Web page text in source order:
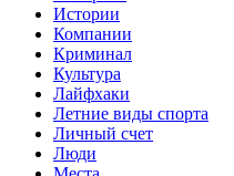
Истории
Компании
Криминал
Культура
Лайфхаки
Летние виды спорта
Личный счет
Люди